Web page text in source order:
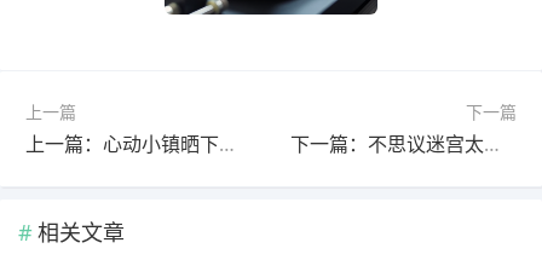
上一篇
上一篇：心动小镇晒下即将竣工的温泉旅馆（附12.9兑换码
下一篇
下一篇：不思议迷宫太阳暴击流
相关文章